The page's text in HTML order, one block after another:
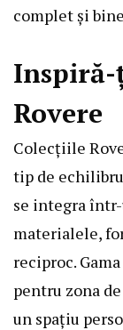
complet și
Inspiră-
Rovere
Colecțiile
tip de
se integra
materialele,
reciproc.
pentru zona
un spațiu